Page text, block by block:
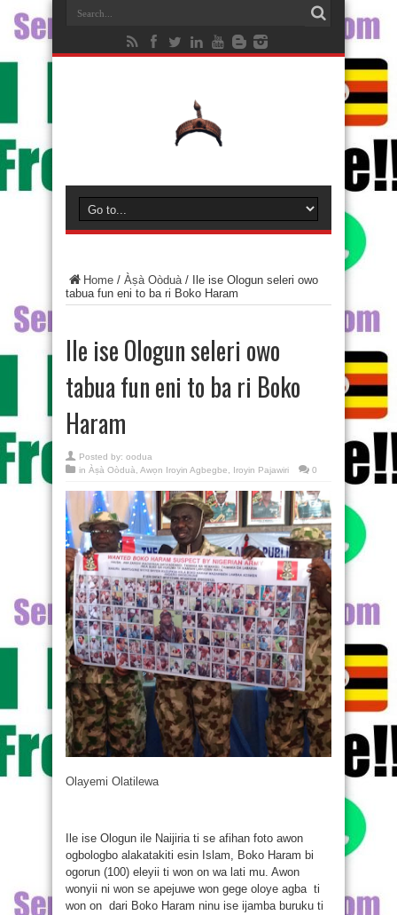
Home / Àṣà Oòduà/
Ile ise Ologun seleri owo
tabua fun eni to ba ri Boko Haram
Ile ise Ologun seleri owo
tabua fun eni to ba ri Boko
Haram
Posted by: oodua
in Àṣà Oòduà Awọn Iroyin Agbegbe Iroyin Pajawiri 0
Olayemi Olatilewa
Ile ise Ologun ile Naijiria ti se afihan foto awon
ogbologbo alakatakiti esin Islam, Boko Haram bi
ogorun (100) eleyii ti won on wa lati mu. Awon
wonyii ni won se apejuwe won gege oloye agba ti
won on dari Boko Haram ninu ise ijamba buruku ti